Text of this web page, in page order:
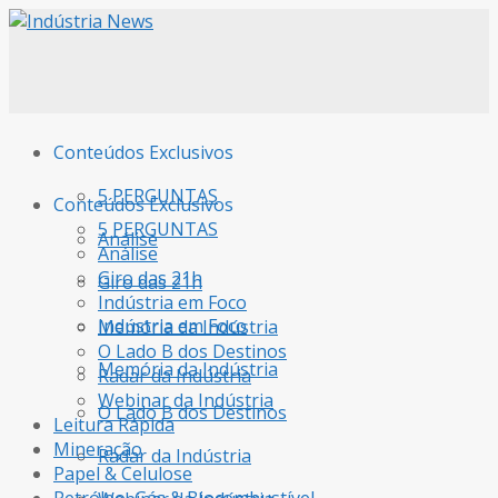
Conteúdos Exclusivos
5 PERGUNTAS
Análise
Giro das 21h
Indústria em Foco
Memória da Indústria
O Lado B dos Destinos
Radar da Indústria
Conteúdos Exclusivos
5 PERGUNTAS
Análise
Giro das 21h
Indústria em Foco
Memória da Indústria
O Lado B dos Destinos
Radar da Indústria
Webinar da Indústria
Leitura Rápida
Mineração
Papel & Celulose